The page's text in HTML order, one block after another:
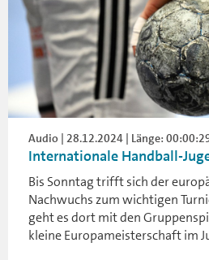
Audio | 28.12.2024 | Länge: 00:00:29
Internationale Handball-
Bis Sonntag trifft sich der
Nachwuchs zum wichtigen
geht es dort mit den
kleine Europameisterschaft im